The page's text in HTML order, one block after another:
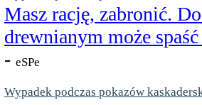
Masz rację, zabronić.
drewnianym może
- eSPe
Wypadek podczas pokazów